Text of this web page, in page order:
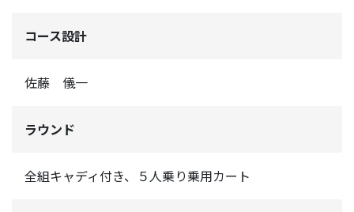
コース設計
佐藤 儀一
ラウンド
全組キャディ付き、５人乗り乗用カート